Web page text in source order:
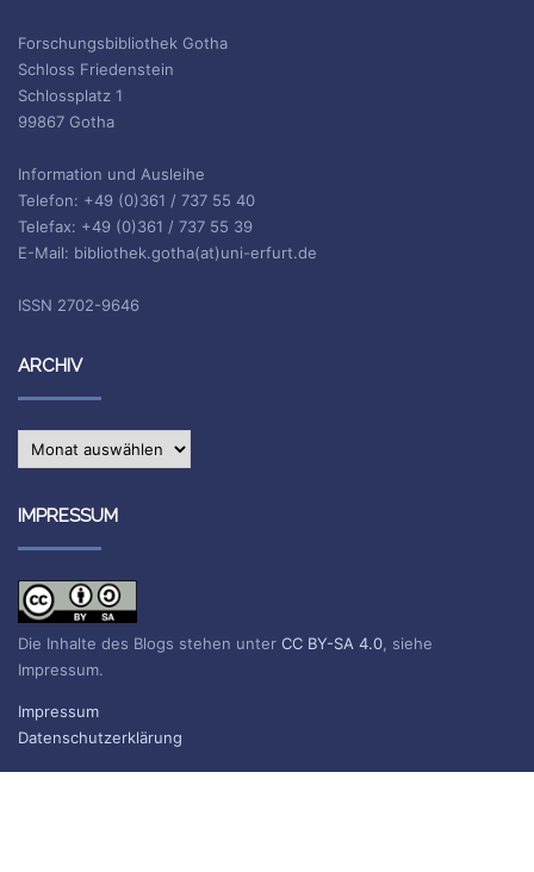
Forschungsbibliothek Gotha
Schloss Friedenstein
Schlossplatz 1
99867 Gotha
Information und Ausleihe
Telefon: +49 (0)361 / 737 55 40
Telefax: +49 (0)361 / 737 55 39
E-Mail: bibliothek.gotha(at)uni-erfurt.de
ISSN 2702-9646
ARCHIV
Archiv
IMPRESSUM
Die Inhalte des Blogs stehen unter CC BY-SA 4.0 , siehe
Impressum.
Impressum
Datenschutzerklärung